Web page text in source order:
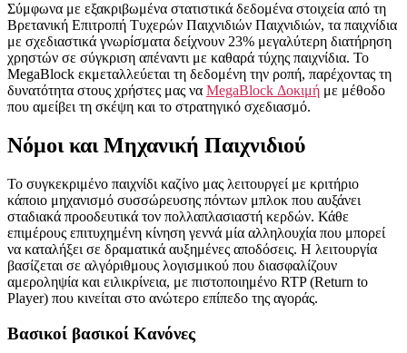
Σύμφωνα με εξακριβωμένα στατιστικά δεδομένα στοιχεία από τη
Βρετανική Επιτροπή Τυχερών Παιχνιδιών Παιχνιδιών, τα παιχνίδια
με σχεδιαστικά γνωρίσματα δείχνουν 23% μεγαλύτερη διατήρηση
χρηστών σε σύγκριση απέναντι με καθαρά τύχης παιχνίδια. Το
MegaBlock εκμεταλλεύεται τη δεδομένη την ροπή, παρέχοντας τη
δυνατότητα στους χρήστες μας να MegaBlock Δοκιμή με μέθοδο
που αμείβει τη σκέψη και το στρατηγικό σχεδιασμό.
Νόμοι και Μηχανική Παιχνιδιού
Το συγκεκριμένο παιχνίδι καζίνο μας λειτουργεί με κριτήριο
κάποιο μηχανισμό συσσώρευσης πόντων μπλοκ που αυξάνει
σταδιακά προοδευτικά τον πολλαπλασιαστή κερδών. Κάθε
επιμέρους επιτυχημένη κίνηση γεννά μία αλληλουχία που μπορεί
να καταλήξει σε δραματικά αυξημένες αποδόσεις. Η λειτουργία
βασίζεται σε αλγόριθμους λογισμικού που διασφαλίζουν
αμεροληψία και ειλικρίνεια, με πιστοποιημένο RTP (Return to
Player) που κινείται στο ανώτερο επίπεδο της αγοράς.
Βασικοί βασικοί Κανόνες